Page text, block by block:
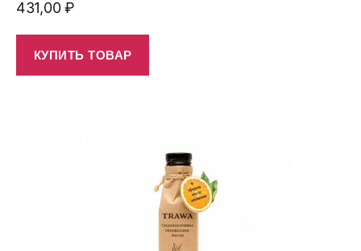
431,00₽
КУПИТЬ ТОВАР